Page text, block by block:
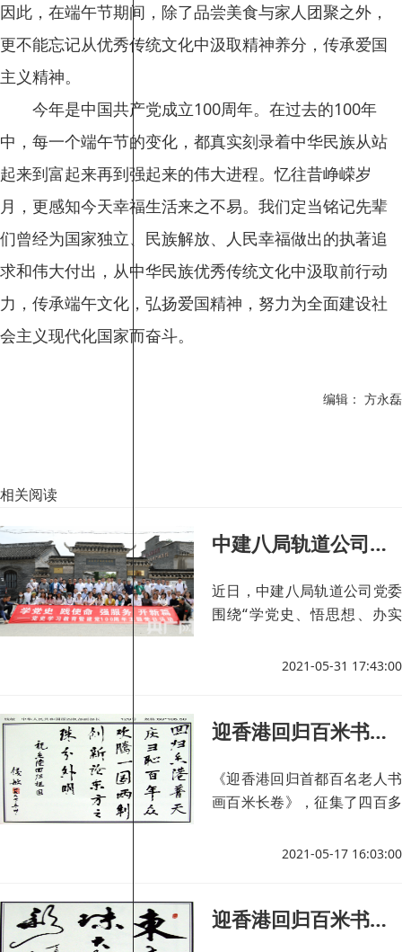
因此，在端午节期间，除了品尝美食与家人团聚之外，
更不能忘记从优秀传统文化中汲取精神养分，传承爱国
主义精神。
今年是中国共产党成立100周年。在过去的100年
中，每一个端午节的变化，都真实刻录着中华民族从站
起来到富起来再到强起来的伟大进程。忆往昔峥嵘岁
月，更感知今天幸福生活来之不易。我们定当铭记先辈
们曾经为国家独立、民族解放、人民幸福做出的执著追
求和伟大付出，从中华民族优秀传统文化中汲取前行动
力，传承端午文化，弘扬爱国精神，努力为全面建设社
会主义现代化国家而奋斗。
编辑： 方永磊
相关阅读
中建八局轨道公司开展爱国主题党史学习
近日，中建八局轨道公司党委
围绕“学党史、悟思想、办实
京市建委轨道站党支部、南京
赴南京六合竹镇红色教育基地
务、开新篇”主题党日活动。
2021-05-31 17:43:00
迎香港回归百米书画长卷作品赏析（二十二）
《迎香港回归首都百名老人书
画百米长卷》，征集了四百多
2021-05-17 16:03:00
迎香港回归百米书画长卷作品赏析（二十三）